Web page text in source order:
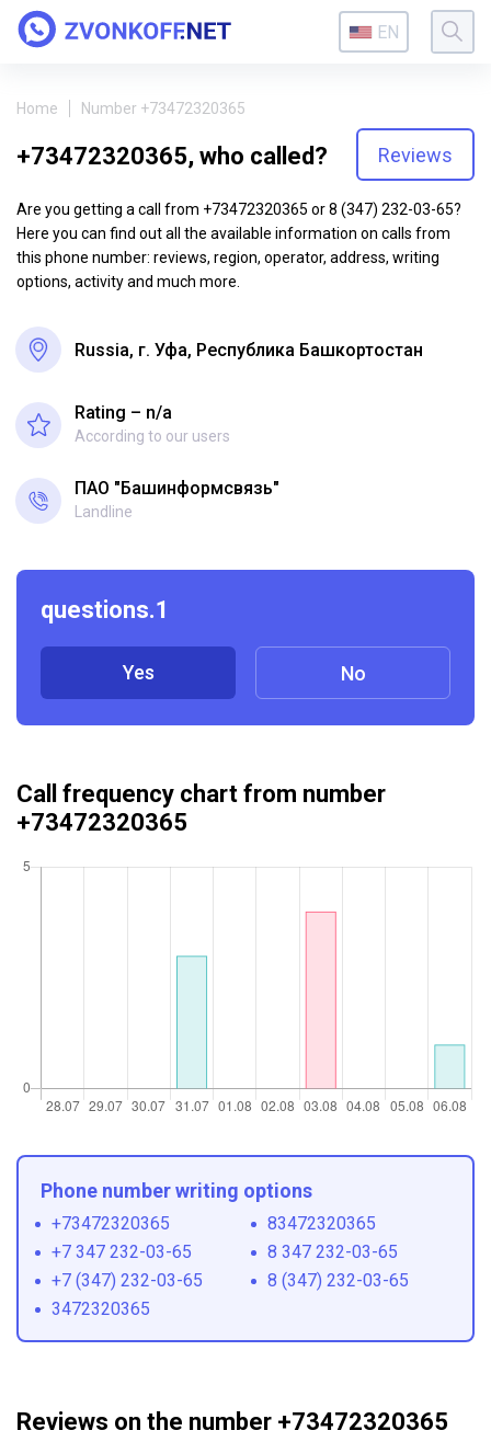
EN
Home Number +73472320365
+73472320365, who called? Reviews
Are you getting a call from +73472320365 or 8 (347) 232-03-65?
Here you can find out all the available information on calls from
this phone number: reviews, region, operator, address, writing
options, activity and much more.
Russia, г. Уфа, Республика Башкортостан
Rating – n/a
According to our users
ПАО "Башинформсвязь"
Landline
questions.1
Yes No
Call frequency chart from number
+73472320365
Phone number writing options
+73472320365
83472320365
+7 347 232-03-65
8 347 232-03-65
+7 (347) 232-03-65
8 (347) 232-03-65
3472320365
Reviews on the number +73472320365